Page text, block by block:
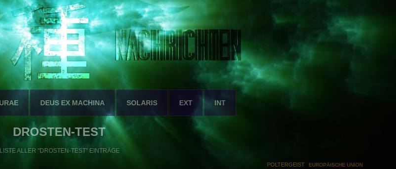
DEUS EX MACHINA SOLARIS EXT INT
DROSTEN-TEST
LISTE ALLER "DROSTEN-TEST" EINTRÄGE
POLTERGEIST EUROPÄISCHE UNION